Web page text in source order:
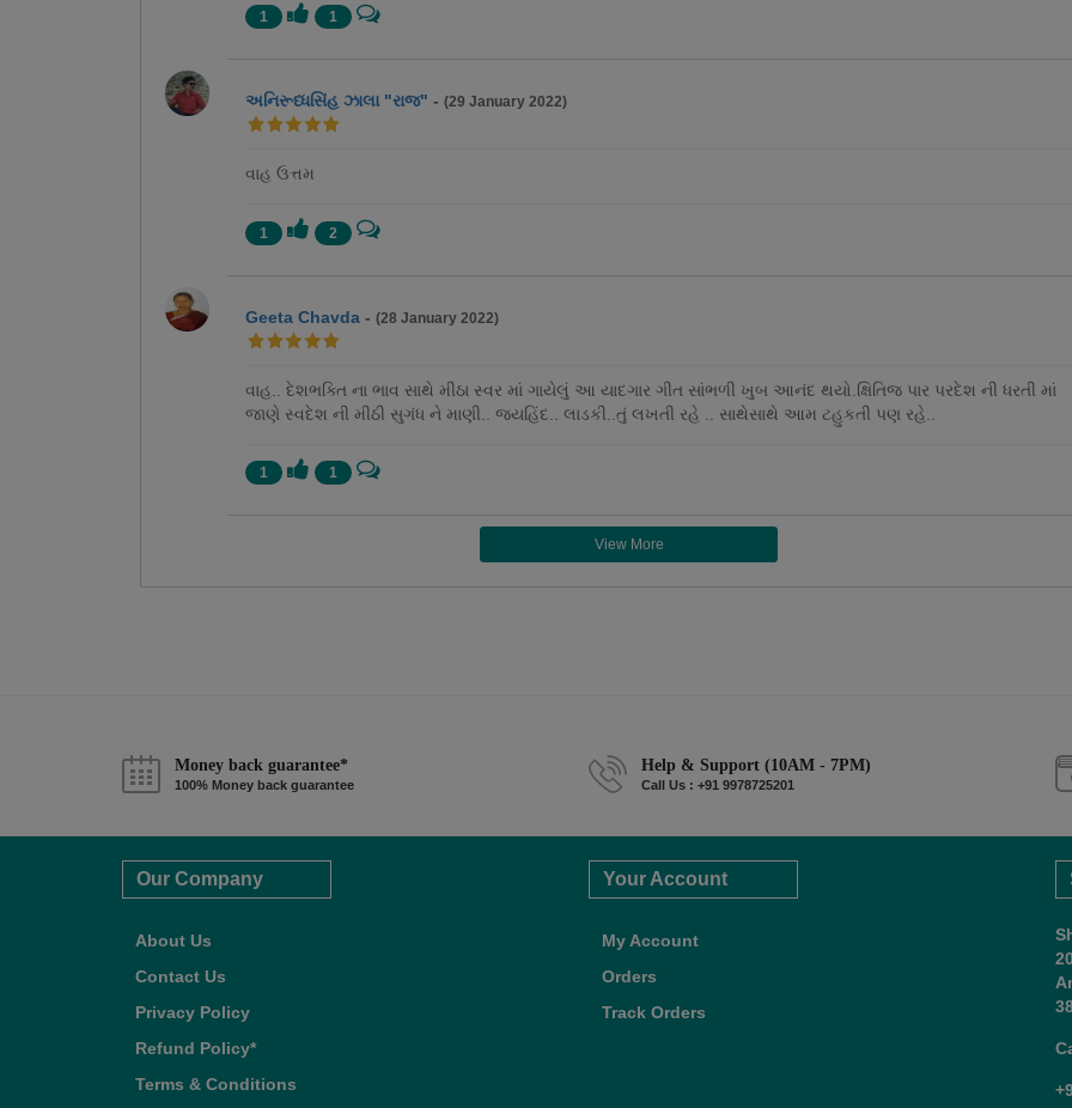
1 1
અનિરૂધ્ધસિંહ ઝાલા "રાજ" -(29 January 2022)
વાહ ઉત્તમ
1 2
Geeta Chavda -(28 January 2022)
વાહ.. દેશભક્તિ ના ભાવ સાથે મીંઠા સ્વર માં ગાયેલું આ યાદગાર ગીત સાંભળી ખુબ આનંદ થયો.ક્ષિતિજ પાર પરદેશ ની ધરતી માં
જાણે સ્વદેશ ની મીઠી સુગંધ ને માણી.. જયહિંદ.. લાડકી..તું લખતી રહે .. સાથેસાથે આમ ટહુકતી પણ રહે..
1 1
View More
Money back guarantee*
100% Money back guarantee
Help & Support (10AM - 7PM)
Call Us : +91 9978725201
Our Company
About Us
Contact Us
Privacy Policy
Refund Policy*
Terms & Conditions
Your Account
My Account
Orders
Track Orders